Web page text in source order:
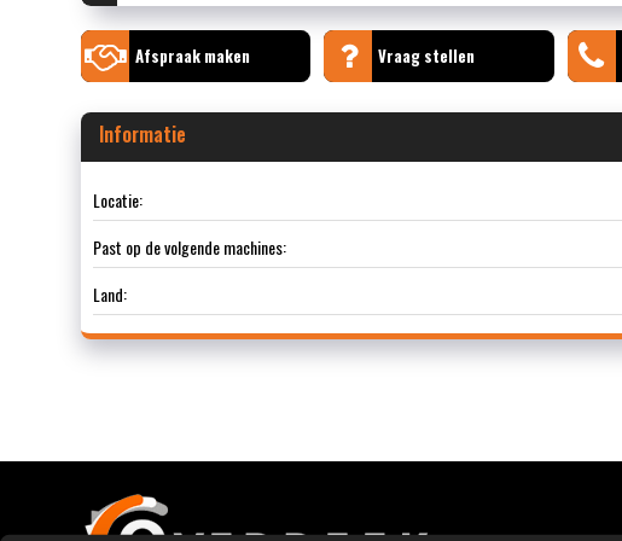
Afspraak maken Vraag stellen
Informatie
Locatie:
Past op de volgende machines:
Land: